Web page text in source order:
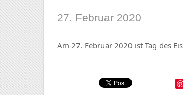
27. Februar 2020
Am 27. Februar 2020 ist Tag des